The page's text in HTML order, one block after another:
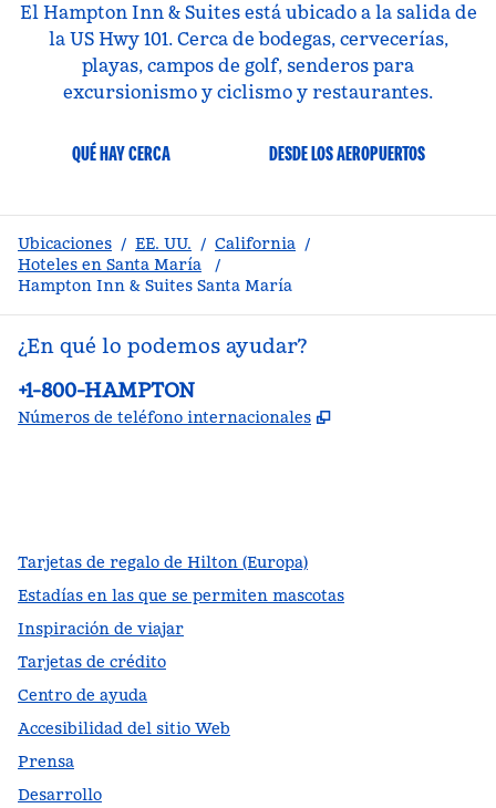
El Hampton Inn & Suites está ubicado a la salida de
la US Hwy 101. Cerca de bodegas, cervecerías,
playas, campos de golf, senderos para
excursionismo y ciclismo y restaurantes.
QUÉ HAY CERCA DESDE LOS AEROPUERTOS
Ubicaciones / EE. UU. / California /
Hoteles en Santa María
/
Hampton Inn & Suites Santa María
¿En qué lo podemos ayudar?
Teléfono:
+1-800-HAMPTON
Números de teléfono internacionales ,
Tarjetas de regalo de Hilton (Europa)
Estadías en las que se permiten mascotas
Inspiración de viajar
Tarjetas de crédito
Centro de ayuda
Accesibilidad del sitio Web
Prensa
Desarrollo